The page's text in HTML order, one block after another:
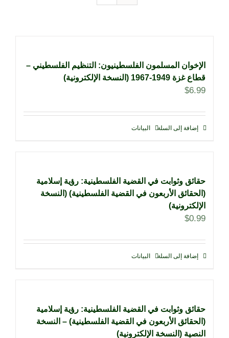
الإخوان المسلمون الفلسطينيون: التنظيم الفلسطيني –
قطاع غزة 1949-1967 (النسخة الإلكترونية)
$6.99
إضافة إلى السلة البيانات
حقائق وثوابت في القضية الفلسطينية: رؤية إسلامية
(الحقائق الأربعون في القضية الفلسطينية) (النسخة
الإلكترونية)
$0.99
إضافة إلى السلة البيانات
حقائق وثوابت في القضية الفلسطينية: رؤية إسلامية
(الحقائق الأربعون في القضية الفلسطينية) – النسخة
النصية (النسخة الإلكترونية)